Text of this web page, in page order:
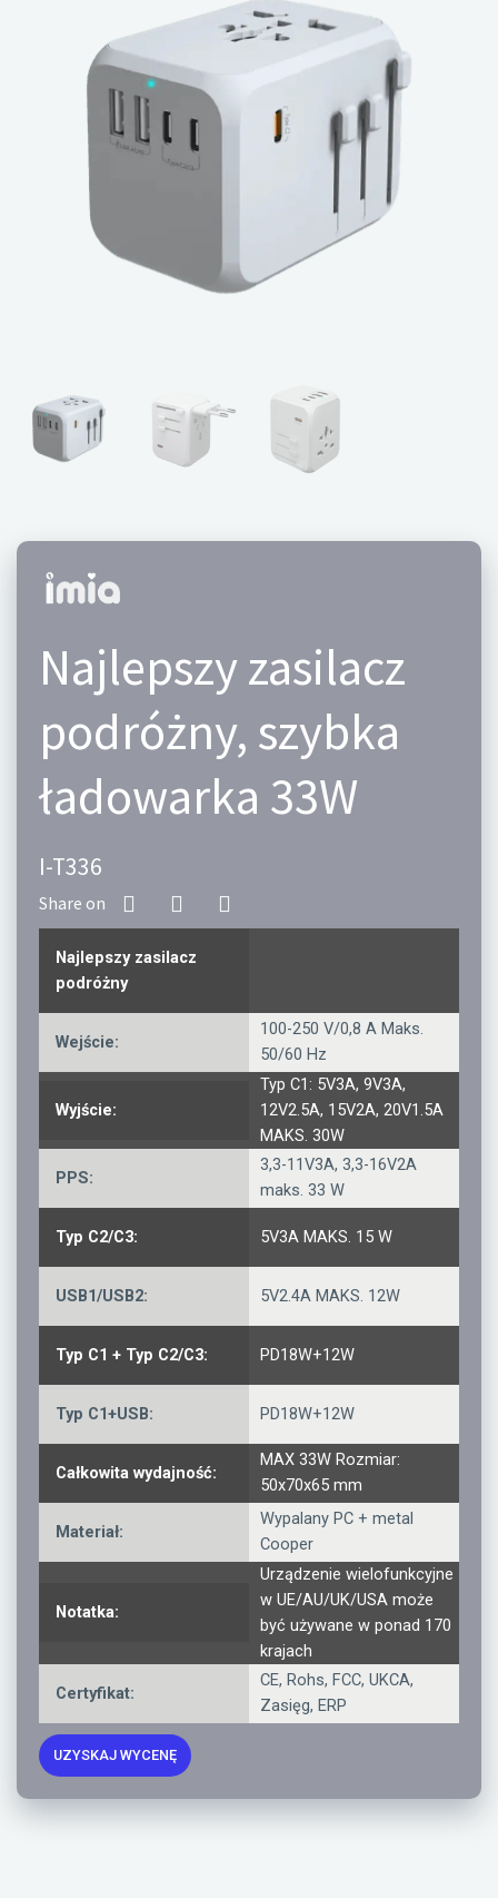
Najlepszy zasilacz
podróżny, szybka
ładowarka 33W
I-T336
Najlepszy zasilacz
podróżny
Wejście:
100-250 V/0,8 A Maks.
50/60 Hz
Wyjście:
Typ C1: 5V3A, 9V3A,
12V2.5A, 15V2A, 20V1.5A
MAKS. 30W
PPS:
3,3-11V3A, 3,3-16V2A
maks. 33 W
Typ C2/C3: 5V3A MAKS. 15 W
USB1/USB2: 5V2.4A MAKS. 12W
Typ C1 + Typ C2/C3: PD18W+12W
Typ C1+USB: PD18W+12W
Całkowita wydajność:
MAX 33W Rozmiar:
50x70x65 mm
Materiał:
Wypalany PC + metal
Cooper
Notatka:
Urządzenie wielofunkcyjne
w UE/AU/UK/USA może
być używane w ponad 170
krajach
Certyfikat:
CE, Rohs, FCC, UKCA,
Zasięg, ERP
UZYSKAJ WYCENĘ